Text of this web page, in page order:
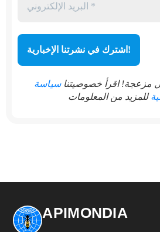
مزعجة! اقرأ خصوصيتناسياسة
APIMONDIA